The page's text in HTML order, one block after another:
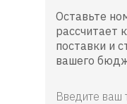
Оставьте
рассчитает
поставки и
вашего